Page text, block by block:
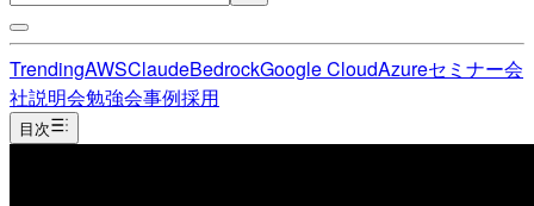
TrendingAWSClaudeBedrockGoogle CloudAzureセミナー会
社説明会勉強会事例採用
目次